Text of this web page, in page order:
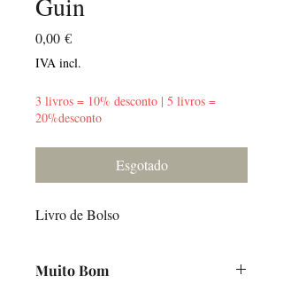
0,00 €Preço
IVA incl.
3 livros = 10% desconto | 5 livros =
20%desconto
Esgotado
Livro de Bolso
Muito Bom